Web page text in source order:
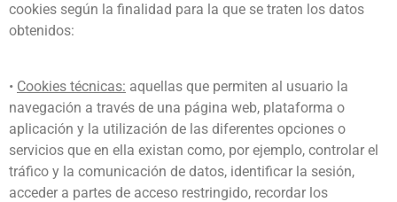
cookies según la finalidad para la que se traten los datos
obtenidos:
• Cookies técnicas: aquellas que permiten al usuario la
navegación a través de una página web, plataforma o
aplicación y la utilización de las diferentes opciones o
servicios que en ella existan como, por ejemplo, controlar el
tráfico y la comunicación de datos, identificar la sesión,
acceder a partes de acceso restringido, recordar los